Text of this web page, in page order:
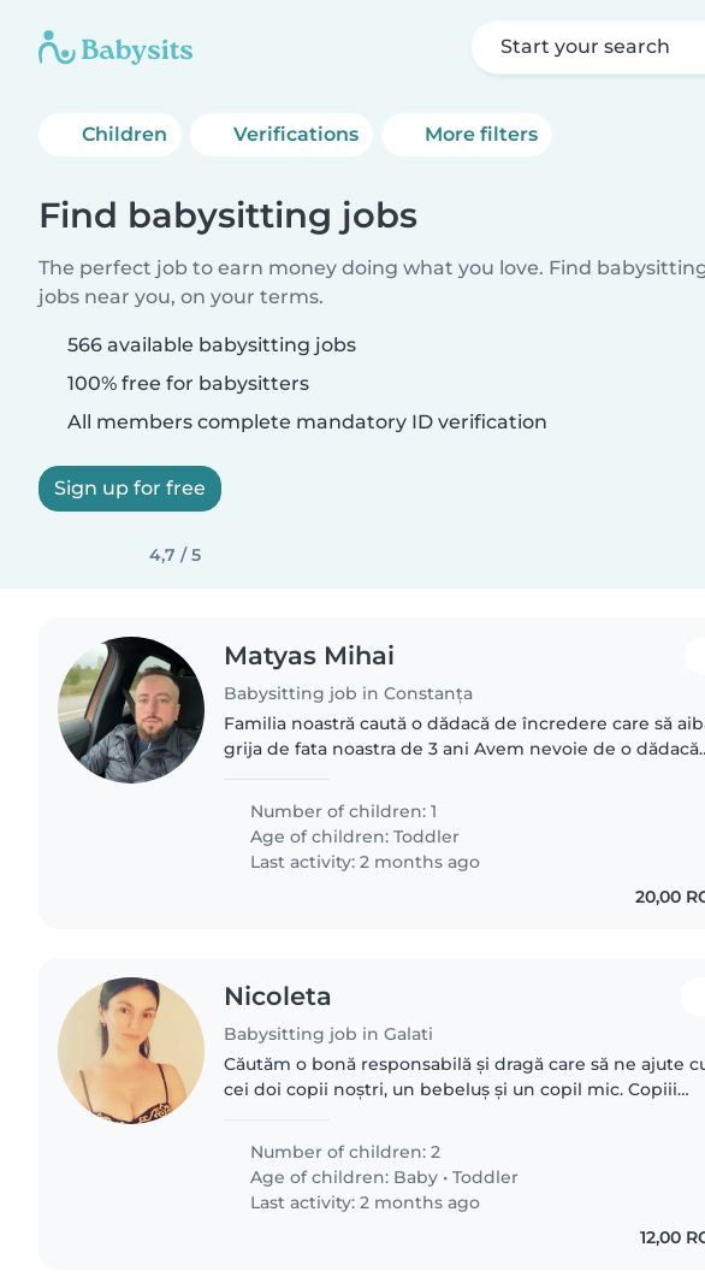
Start your search
Children Verifications More filters
Find babysitting jobs
The perfect job to earn money doing what you love. Find
jobs near you, on your terms.
566 available babysitting jobs
100% free for babysitters
All members complete mandatory ID verification
Sign up for free
4,7 / 5
Matyas Mihai
Babysitting job in Constanța
Familia noastră caută o dădacă de încredere care să
grija de fata noastra de 3 ani Avem nevoie de o dădacă
care face niște..
Number of children: 1
Age of children:Toddler
Last activity: 2 months ago
20,00
Nicoleta
Babysitting job in Galati
Căutăm o bonă responsabilă și dragă care să ne ajute
cei doi copii noștri, un bebeluș și un copil mic. Copiii
Number of children: 2
Age of children: Baby •Toddler
Last activity: 2 months ago
12,00